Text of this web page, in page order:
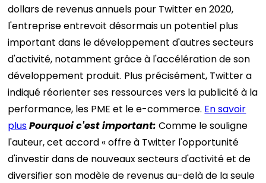
dollars de revenus annuels pour Twitter en 2020,
l'entreprise entrevoit désormais un potentiel plus
important dans le développement d'autres secteurs
d'activité, notamment grâce à l'accélération de son
développement produit. Plus précisément, Twitter a
indiqué réorienter ses ressources vers la publicité à la
performance, les PME et le e-commerce. En savoir
plusPourquoi c'estimportant: Comme le souligne
l'auteur, cet accord « offre à Twitter l'opportunité
d'investir dans de nouveaux secteurs d'activité et de
diversifier son modèle de revenus au-delà de la seule